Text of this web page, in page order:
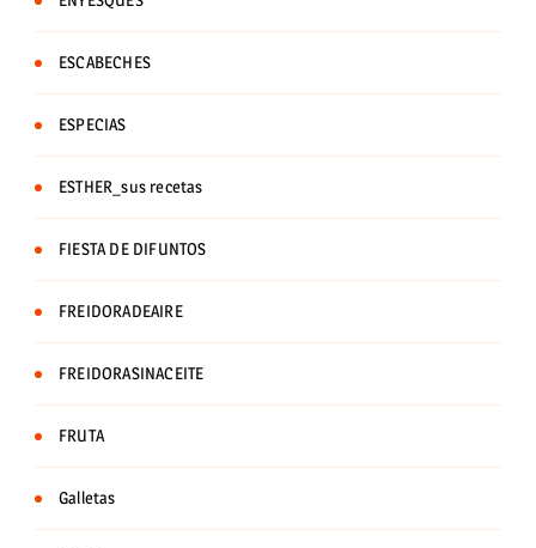
ESCABECHES
ESPECIAS
ESTHER_sus recetas
FIESTA DE DIFUNTOS
FREIDORADEAIRE
FREIDORASINACEITE
FRUTA
Galletas